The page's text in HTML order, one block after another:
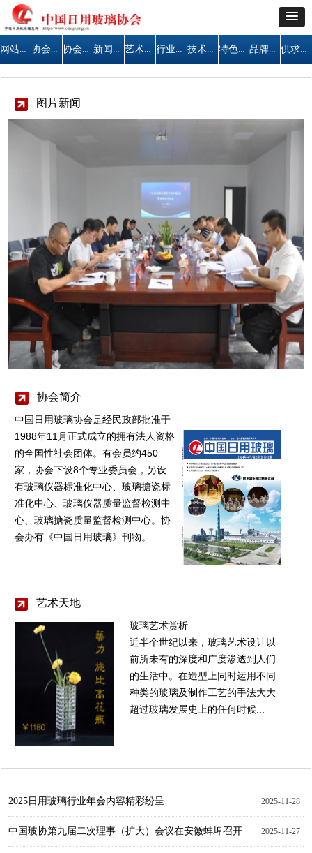
网站首页 协会简介 协会公告 新闻中心 艺术天地 行业管理 技术交流 特色区域 品牌建设 供求信息
图片新闻
协会简介
中国日用玻璃协会是经民政部批准于
1988年11月正式成立的拥有法人资格
的全国性社会团体。有会员约450
家，协会下设8个专业委员会，另设
有玻璃仪器标准化中心、玻璃搪瓷标
准化中心、玻璃仪器质量监督检测中
心、玻璃搪瓷质量监督检测中心。协
会办有《中国日用玻璃》刊物。
玻璃艺术赏析
近半个世纪以来，玻璃艺术设计以
前所未有的深度和广度渗透到人们
的生活中。在造型上同时运用不同
种类的玻璃及制作工艺的手法大大
超过玻璃发展史上的任何时候...
艺术天地
2025-11-28
2025日用玻璃行业年会内容精彩纷呈
2025-11-27
中国玻协第九届二次理事（扩大）会议在安徽蚌埠召开